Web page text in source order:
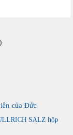
của Đức
SALZ hộp